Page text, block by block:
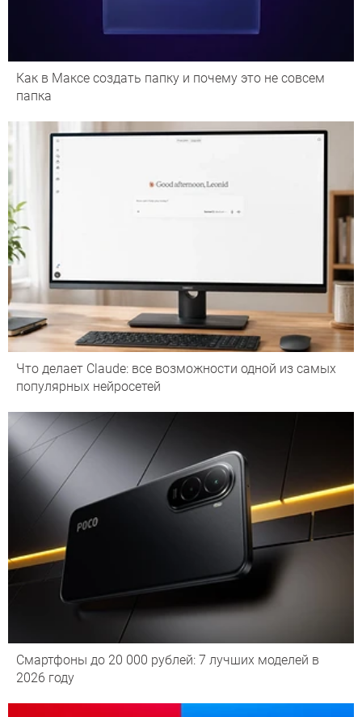
Как в Максе создать папку и почему это не совсем
папка
Что делает Сlaude: все возможности одной из самых
популярных нейросетей
Смартфоны до 20 000 рублей: 7 лучших моделей в
2026 году